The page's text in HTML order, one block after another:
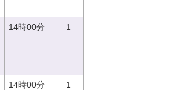
14時00分 1
14時00分 1